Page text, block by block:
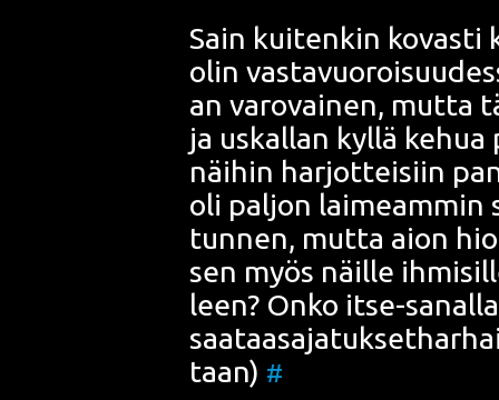
Sain kui­ten­kin kovas­ti
olin
an varo­vai­nen, mut­ta
ja uskal­lan kyl­lä
näi­hin har­jot­tei­siin
oli pal­jon
tun­nen, mut­ta aion
sen myös näil­le
leen? Onko itse-
taan) #